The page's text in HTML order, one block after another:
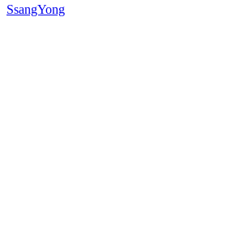
SsangYong